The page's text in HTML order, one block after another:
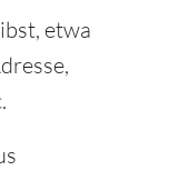
etwa